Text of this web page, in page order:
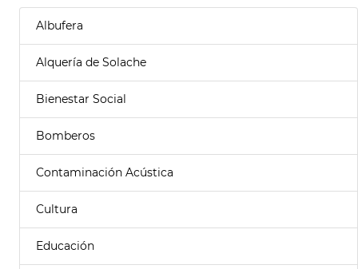
Albufera
Alquería de Solache
Bienestar Social
Bomberos
Contaminación Acústica
Cultura
Educación